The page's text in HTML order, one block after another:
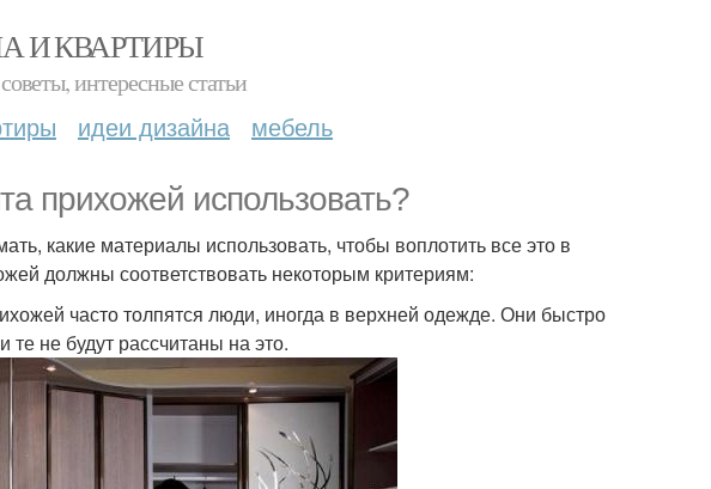
И КВАРТИРЫ
интересные статьи
идеи дизайна мебель
прихожей использовать?
какие материалы использовать, чтобы воплотить все это в
должны соответствовать некоторым критериям:
часто толпятся люди, иногда в верхней одежде. Они быстро
не будут рассчитаны на это.